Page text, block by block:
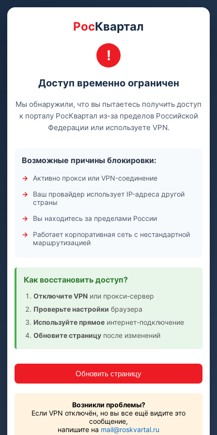
РосКвартал
Доступ временно ограничен
Мы обнаружили, что вы пытаетесь получить доступ
к порталу РосКвартал из-за пределов Российской
Федерации или используете VPN.
Возможные причины блокировки:
Активно прокси или VPN-соединение
Ваш провайдер использует IP-адреса другой
страны
Вы находитесь за пределами России
Работает корпоративная сеть с нестандартной
маршрутизацией
Как восстановить доступ?
Отключите VPN или прокси-сервер
Проверьте настройки браузера
Используйте прямое интернет-подключение
Обновите страницу после изменений
Обновить страницу
Возникли проблемы?
Если VPN отключён, но вы все ещё видите это
сообщение,
напишите на mail@roskvartal.ru